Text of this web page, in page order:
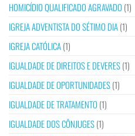
HOMICÍDIO QUALIFICADO AGRAVADO (1)
IGREJA ADVENTISTA DO SÉTIMO DIA(1)
IGREJA CATÓLICA(1)
IGUALDADE DE DIREITOS E DEVERES(1)
IGUALDADE DE OPORTUNIDADES(1)
IGUALDADE DE TRATAMENTO (1)
IGUALDADE DOS CÔNJUGES(1)